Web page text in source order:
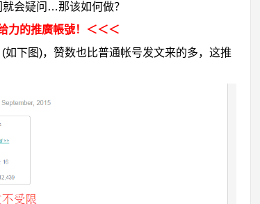
会疑问…那该如何做？
力的推廣帳號！＜＜＜
下图)，赞数也比普通帐号发文来的多，这推